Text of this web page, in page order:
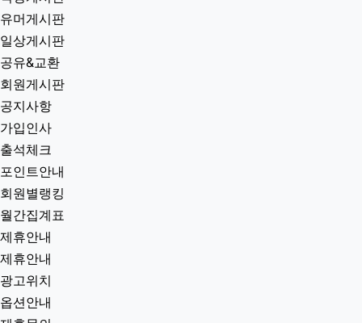
유머게시판
일상게시판
공유&교환
회원게시판
공지사항
가입인사
출석체크
포인트안내
회원별랭킹
월간집계표
제휴안내
제휴안내
광고위치
옵션안내